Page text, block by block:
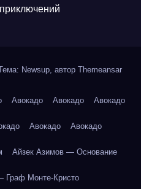
Newsup, автор Themeansar
Авокадо Авокадо Авокадо
Авокадо Авокадо
Айзек Азимов — Основание
Монте-Кристо